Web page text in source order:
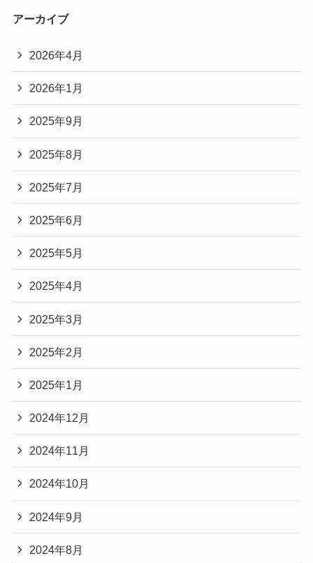
アーカイブ
2026年4月
2026年1月
2025年9月
2025年8月
2025年7月
2025年6月
2025年5月
2025年4月
2025年3月
2025年2月
2025年1月
2024年12月
2024年11月
2024年10月
2024年9月
2024年8月